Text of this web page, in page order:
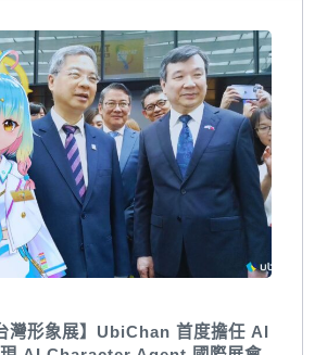
灣形象展】UbiChan 首度擔任 AI